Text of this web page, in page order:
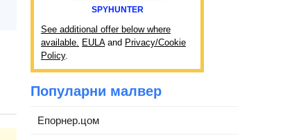
SPYHUNTER
See additional offer below where
available. EULAand Privacy/Cookie
Policy.
Популарни малвер
Епорнер.цом